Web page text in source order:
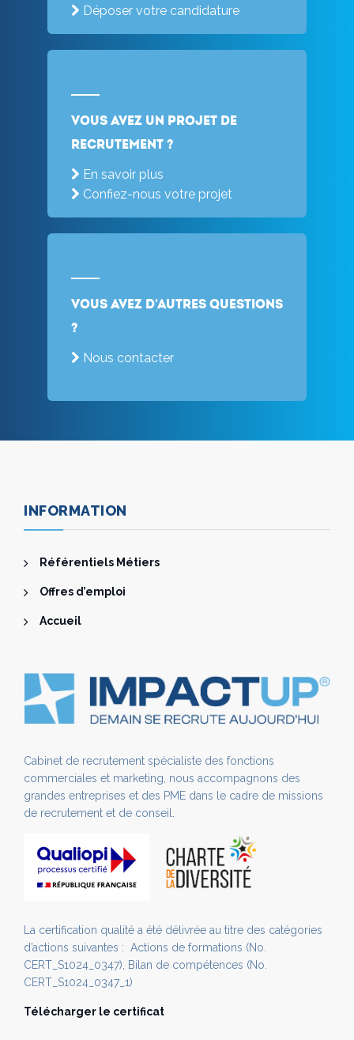
Déposer votre candidature
Vous avez un projet de
recrutement ?
En savoir plus
Confiez-nous votre projet
Vous avez d'autres questions
?
Nous contacter
INFORMATION
Référentiels Métiers
Offres d’emploi
Accueil
Cabinet de recrutement spécialiste des fonctions
commerciales et marketing, nous accompagnons des
grandes entreprises et des PME dans le cadre de missions
de recrutement et de conseil.
La certification qualité a été délivrée au titre des catégories
d’actions suivantes : Actions de formations (No.
CERT_S1024_0347), Bilan de compétences (No.
CERT_S1024_0347_1)
Télécharger le certificat